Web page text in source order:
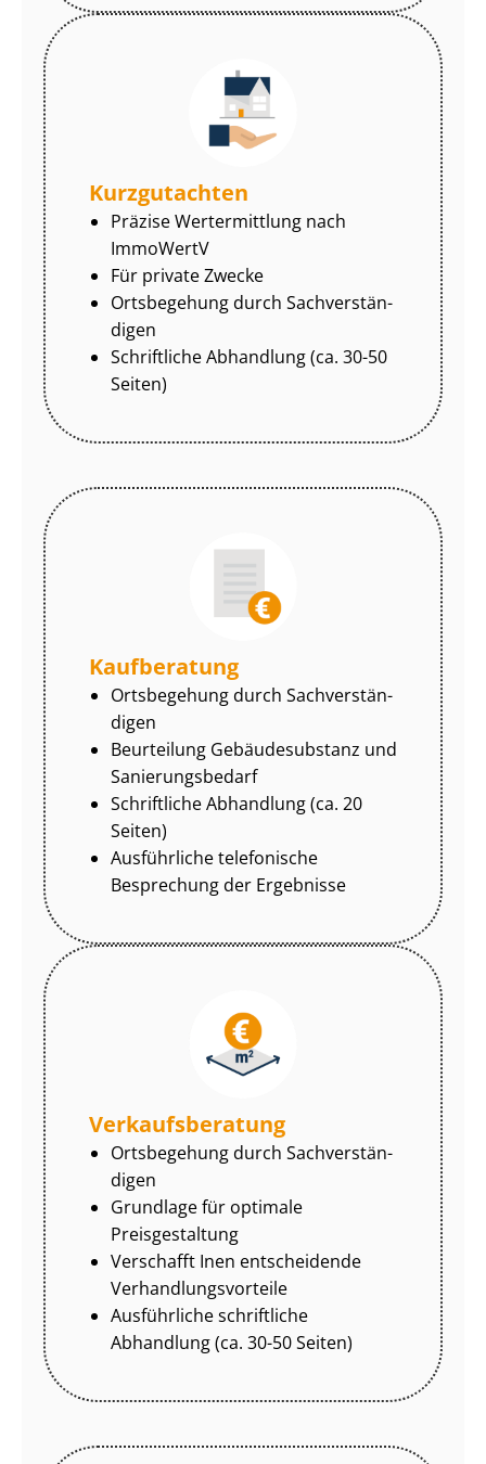
Kurzgutachten
Präzise Wertermittlung nach
ImmoWertV
Für private Zwecke
Ortsbegehung durch Sach­ver­stän­
di­gen
Schriftliche Abhandlung (ca. 30-50
Seiten)
Kaufberatung
Ortsbegehung durch Sach­ver­stän­
di­gen
Beurteilung Gebäudesubstanz und
Sa­nie­rungs­be­darf
Schriftliche Abhandlung (ca. 20
Seiten)
Ausführliche telefonische
Besprechung der Ergebnisse
Ver­kaufs­be­ra­tung
Ortsbegehung durch Sach­ver­stän­
di­gen
Grundlage für optimale
Preisgestaltung
Verschafft Inen entscheidende
Ver­hand­lungs­vor­tei­le
Ausführliche schriftliche
Abhandlung (ca. 30-50 Seiten)